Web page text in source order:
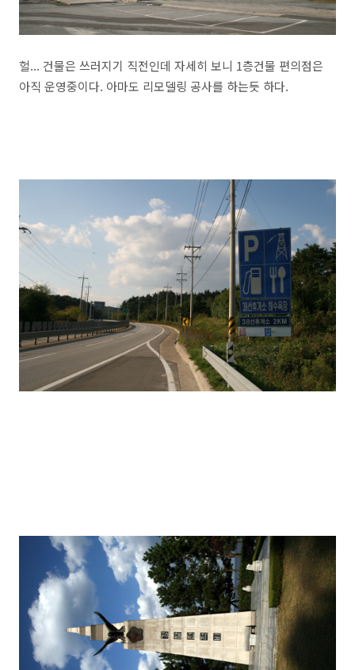
헐... 건물은 쓰러지기 직전인데 자세히 보니 1층건물 편의점은
아직 운영중이다. 아마도 리모델링 공사를 하는듯 하다.